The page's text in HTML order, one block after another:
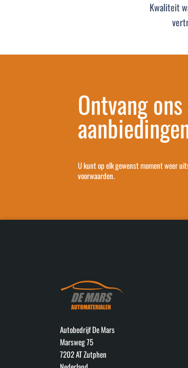
Kwaliteit
Ontvang
U kunt op elk gewenst moment weer
voorwaarden.
Autobedrijf De Mars
Marsweg 75
7202 AT Zutphen